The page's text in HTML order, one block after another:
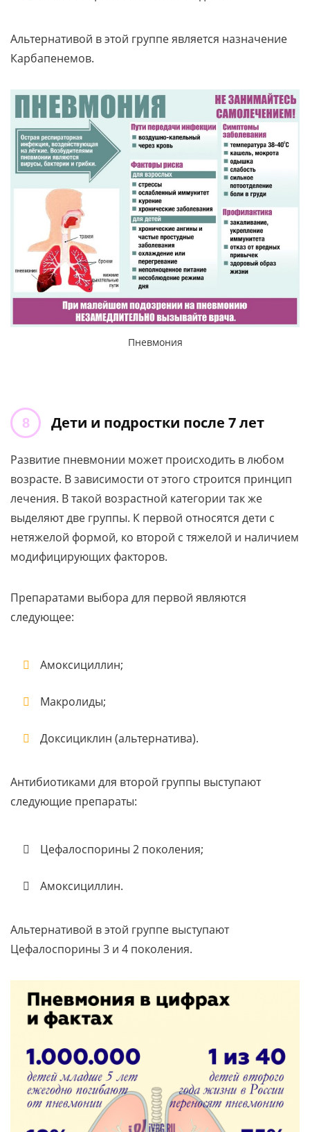
Альтернативой в этой группе является назначение
Карбапенемов.
Пневмония
Дети и подростки после 7 лет
Развитие пневмонии может происходить в любом
возрасте. В зависимости от этого строится принцип
лечения. В такой возрастной категории так же
выделяют две группы. К первой относятся дети с
нетяжелой формой, ко второй с тяжелой и наличием
модифицирующих факторов.
Препаратами выбора для первой являются
следующее:
Амоксициллин;
Макролиды;
Доксициклин (альтернатива).
Антибиотиками для второй группы выступают
следующие препараты:
Цефалоспорины 2 поколения;
Амоксициллин.
Альтернативой в этой группе выступают
Цефалоспорины 3 и 4 поколения.